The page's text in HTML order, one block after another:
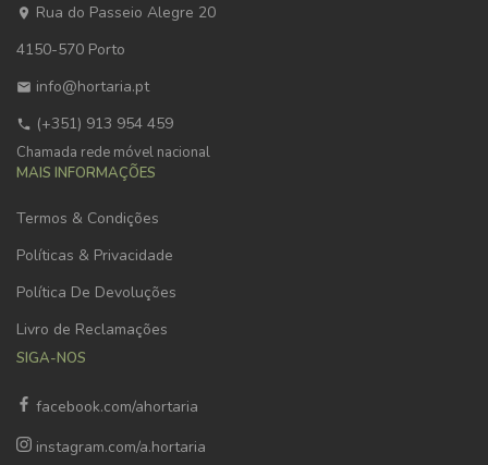
Rua do Passeio Alegre 20
4150-570 Porto
info@hortaria.pt
(+351) 913 954 459
Chamada rede móvel nacional
MAIS INFORMAÇÕES
Termos & Condições
Políticas & Privacidade
Política De Devoluções
Livro de Reclamações
SIGA-NOS
facebook.com/ahortaria
instagram.com/a.hortaria